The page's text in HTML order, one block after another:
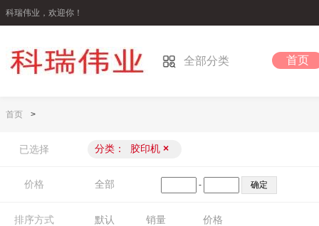
科瑞伟业，欢迎你！
全部分类 首页
首页 >
已选择 分类： 胶印机 ×
价格 全部 -
排序方式 默认 销量 价格